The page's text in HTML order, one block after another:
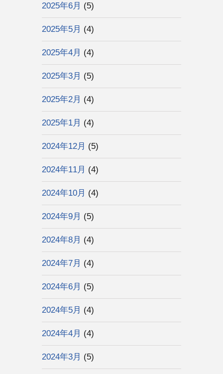
2025年6月 (5)
2025年5月 (4)
2025年4月 (4)
2025年3月 (5)
2025年2月 (4)
2025年1月 (4)
2024年12月 (5)
2024年11月 (4)
2024年10月 (4)
2024年9月 (5)
2024年8月 (4)
2024年7月 (4)
2024年6月 (5)
2024年5月 (4)
2024年4月 (4)
2024年3月 (5)